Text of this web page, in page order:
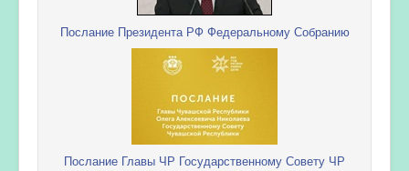
Послание Президента РФ Федеральному Собранию
Послание Главы ЧР Государственному Совету ЧР